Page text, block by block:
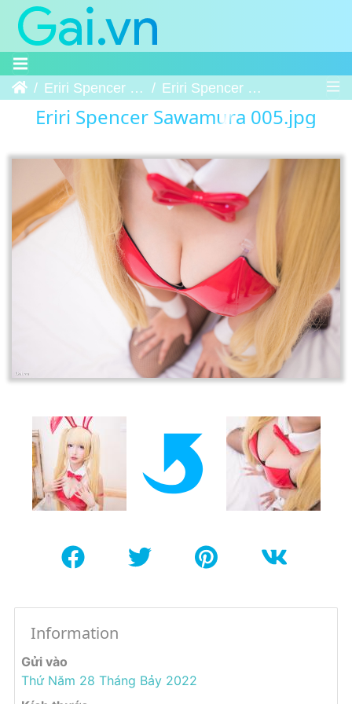
Trang chủEriri Spencer Sawamura Eriri Spencer Sawamura 005
Eriri Spencer Sawamura 005.jpg
Information
Gửi vào
Thứ Năm 28 Tháng Bảy 2022